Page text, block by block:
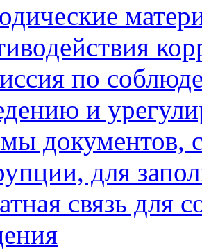
по
и
документов,
для
связь для